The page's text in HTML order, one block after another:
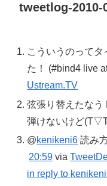
tweetlog-2010-
こういうのって
た！ (#bind4 live
Ustream.TV
弦張り替えたなう
弾けないけど
@kenikeni6 読み
20:59 via
in reply to